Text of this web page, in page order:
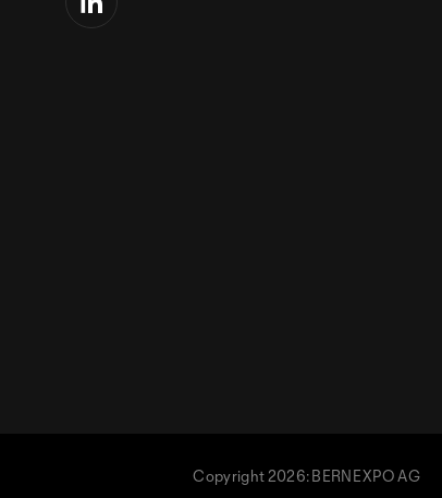
Copyright 2026: BERNEXPO AG